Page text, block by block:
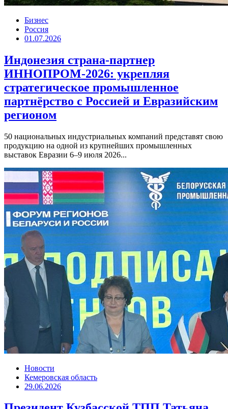
Бизнес
Россия
01.07.2026
Индонезия страна-партнер
ИННОПРОМ-2026: укрепляя
стратегическое промышленное
партнёрство с Россией и Евразийским
регионом
50 национальных индустриальных компаний представят свою
продукцию на одной из крупнейших промышленных
выставок Евразии 6–9 июля 2026...
Новости
Кемеровская область
29.06.2026